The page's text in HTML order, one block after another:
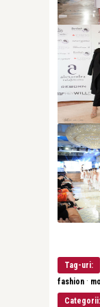
Tag-uri:
fashion ·
Categorii: